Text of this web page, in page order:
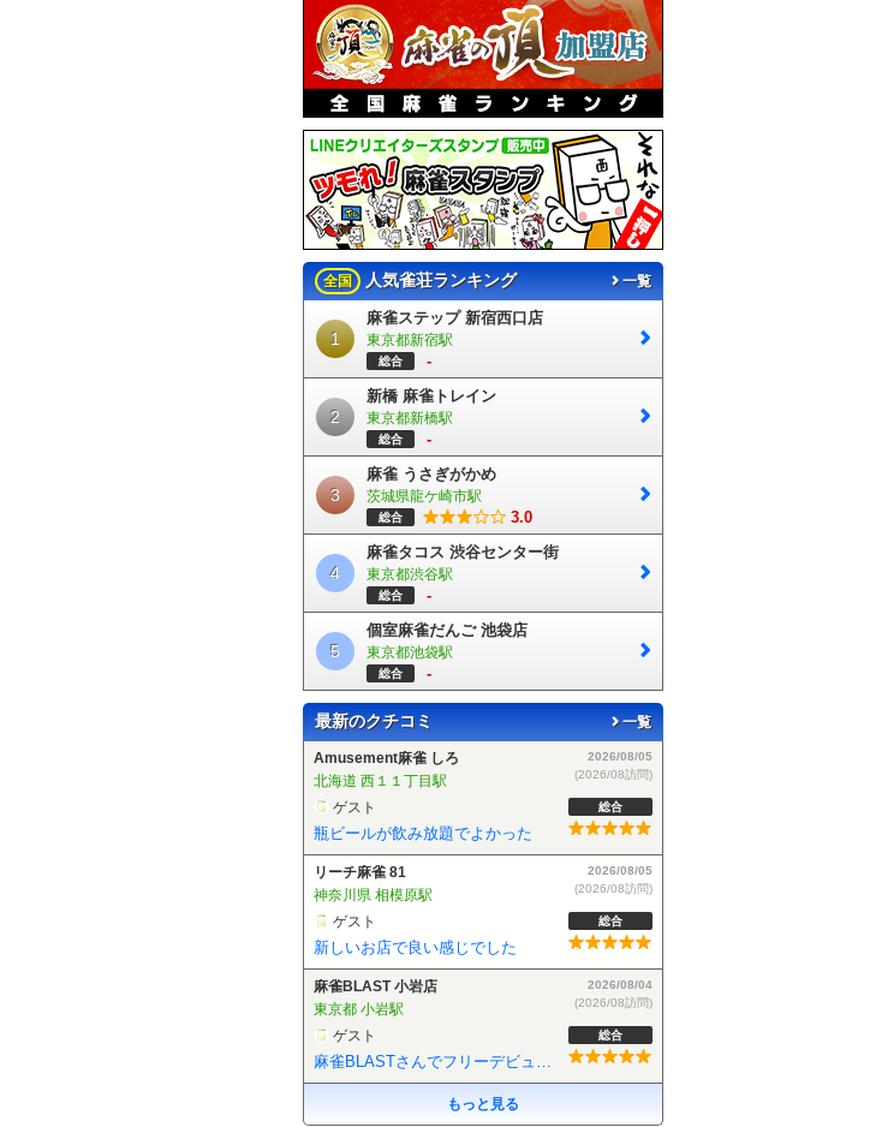
全国 人気雀荘ランキング 一覧
1
麻雀ステップ 新宿西口店
東京都新宿駅
総合 -
2
新橋 麻雀トレイン
東京都新橋駅
総合 -
3
麻雀 うさぎがかめ
茨城県龍ケ崎市駅
総合 3.0
4
麻雀タコス 渋谷センター街
東京都渋谷駅
総合 -
5
個室麻雀だんご 池袋店
東京都池袋駅
総合 -
最新のクチコミ 一覧
Amusement麻雀 しろ
北海道 西１１丁目駅
ゲスト
2026/08/05
(2026/08訪問)
総合
瓶ビールが飲み放題でよかった
リーチ麻雀 81
神奈川県 相模原駅
ゲスト
2026/08/05
(2026/08訪問)
総合
新しいお店で良い感じでした
麻雀BLAST 小岩店
東京都 小岩駅
ゲスト
2026/08/04
(2026/08訪問)
総合
麻雀BLASTさんでフリーデビューしました！お客さんも優しい方で楽しく遊べました！
もっと見る